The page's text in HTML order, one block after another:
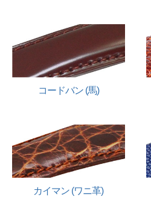
コードバン (馬)
カイマン (ワニ革)